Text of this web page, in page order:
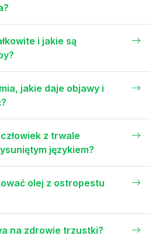
i jakie są
jakie daje objawy i
z trwale
językiem?
olej z ostropestu
na zdrowie trzustki?